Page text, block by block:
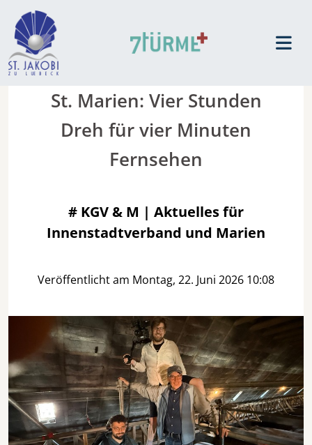
St. Marien: Vier Stunden
Dreh für vier Minuten
Fernsehen
# KGV & M | Aktuelles für
Innenstadtverband und Marien
Veröffentlicht am Montag, 22. Juni 2026 10:08